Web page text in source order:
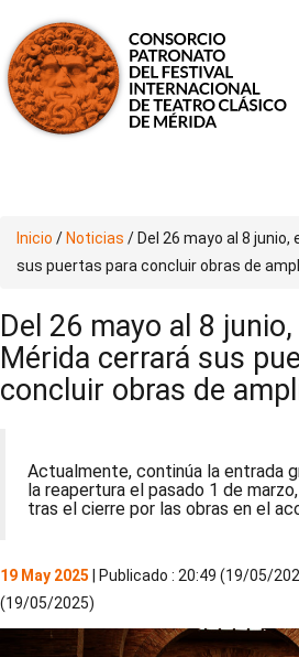
Inicio / Noticias / Del 26 mayo al 8 junio,
sus puertas para concluir obras de
Del 26 mayo al 8
Mérida cerrará sus
concluir obras de
Actualmente, continúa la entrada
la reapertura el pasado 1 de
tras el cierre por las obras en el
19 May 2025 | Publicado : 20:49 (19/05/
(19/05/2025)